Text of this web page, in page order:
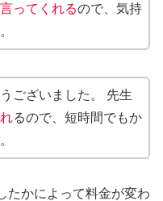
ってくれるので、気持
ございました。 先生
るので、短時間でもか
たかによって料金が変わ